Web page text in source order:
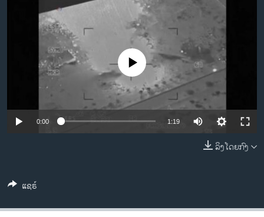
ອິດສະຫຼະພາບດ້ານການຂ່າວ
ຊີວິດຊາວລາວ
ຊຸມຊົນຊາວລາວ
ວິທະຍາສາດ-ເທັກໂນໂລຈີ
ພາສາອັງກິດ
No media source currently available
0:00 1:19
ລິງໂດຍກົງ
ແຊຣ໌